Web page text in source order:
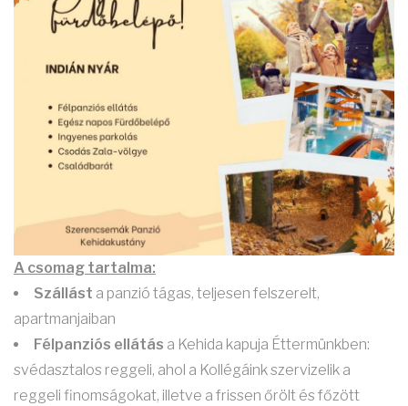
A csomag tartalma:
Szállást a panzió tágas, teljesen felszerelt,
apartmanjaiban
Félpanziós ellátás a Kehida kapuja Éttermünkben:
svédasztalos reggeli, ahol a Kollégáink szervizelik a
reggeli finomságokat, illetve a frissen őrölt és főzött